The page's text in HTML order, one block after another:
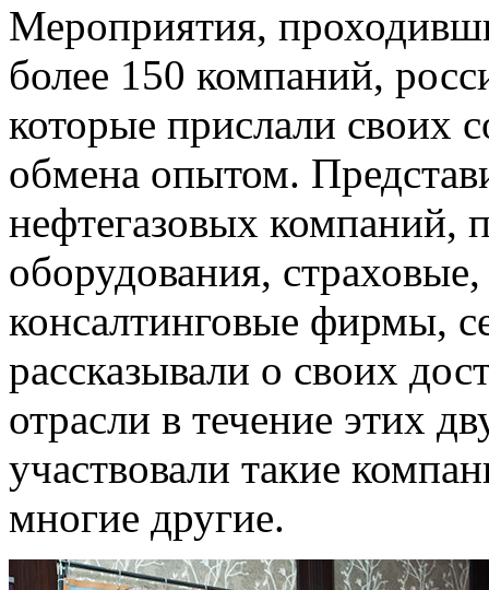
Мероприятия,
более 150 компаний,
которые прислали своих
обмена опытом.
нефтегазовых компаний,
оборудования,
консалтинговые фирмы,
рассказывали о своих
отрасли в течение этих
участвовали такие
многие другие.